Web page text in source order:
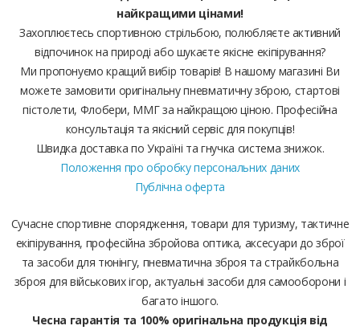
найкращими цінами!
Захоплюєтесь спортивною стрільбою, полюбляєте активний
відпочинок на природі або шукаєте якісне екіпірування?
Ми пропонуємо кращий вибір товарів! В нашому магазині Ви
можете замовити оригінальну пневматичну зброю, стартові
пістолети, Флобери, ММГ за найкращою ціною. Професійна
консультація та якісний сервіс для покупців!
Швидка доставка по Україні та гнучка система знижок.
Положення про обробку персональних даних
Публічна оферта
Сучасне спортивне спорядження, товари для туризму, тактичне
екіпірування, професійна збройова оптика, аксесуари до зброї
та засоби для тюнінгу, пневматична зброя та страйкбольна
зброя для військових ігор, актуальні засоби для самооборони і
багато іншого.
Чесна гарантія та 100% оригінальна продукція від